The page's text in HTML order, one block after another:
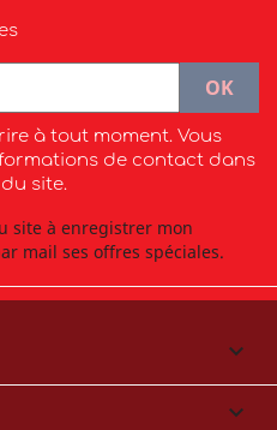
à tout moment. Vous
de contact dans
site.
site à enregistrer mon
mail ses offres spéciales.

